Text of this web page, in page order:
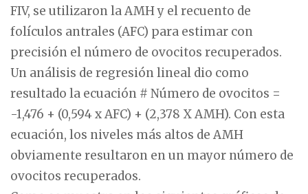
FIV, se utilizaron la AMH y el recuento de
folículos antrales (AFC) para estimar con
precisión el número de ovocitos recuperados.
Un análisis de regresión lineal dio como
resultado la ecuación # Número de ovocitos =
-1,476 + (0,594 x AFC) + (2,378 X AMH). Con esta
ecuación, los niveles más altos de AMH
obviamente resultaron en un mayor número de
ovocitos recuperados.